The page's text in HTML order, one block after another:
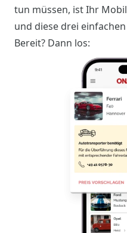
tun müssen, ist Ihr
und diese drei
Bereit? Dann los: